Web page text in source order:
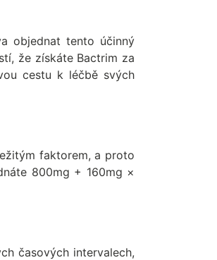
objednat tento účinný
že získáte Bactrim za
cestu k léčbě svých
faktorem, a proto
800mg + 160mg ×
časových intervalech,